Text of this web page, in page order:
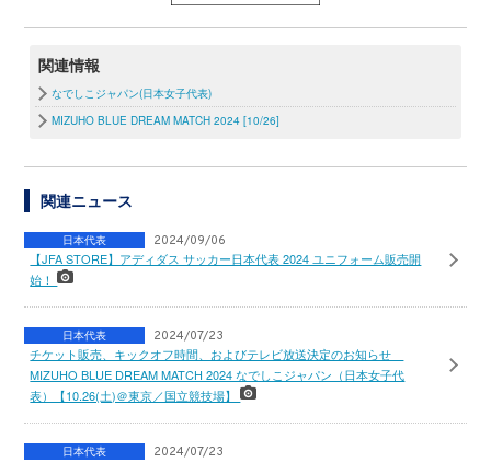
関連情報
なでしこジャパン(日本女子代表)
MIZUHO BLUE DREAM MATCH 2024 [10/26]
関連ニュース
日本代表 2024/09/06
【JFA STORE】アディダス サッカー日本代表 2024 ユニフォーム販売開
始！
日本代表 2024/07/23
チケット販売、キックオフ時間、およびテレビ放送決定のお知らせ
MIZUHO BLUE DREAM MATCH 2024 なでしこジャパン（日本女子代
表）【10.26(土)＠東京／国立競技場】
日本代表 2024/07/23